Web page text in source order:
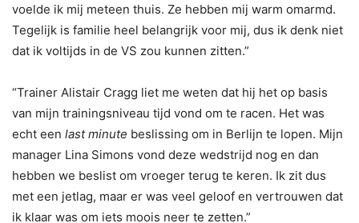
voelde ik mij meteen thuis. Ze hebben mij warm omarmd.
Tegelijk is familie heel belangrijk voor mij, dus ik denk niet
dat ik voltijds in de VS zou kunnen zitten.”
“Trainer Alistair Cragg liet me weten dat hij het op basis
van mijn trainingsniveau tijd vond om te racen. Het was
echt een last minute beslissing om in Berlijn te lopen. Mijn
manager Lina Simons vond deze wedstrijd nog en dan
hebben we beslist om vroeger terug te keren. Ik zit dus
met een jetlag, maar er was veel geloof en vertrouwen dat
ik klaar was om iets moois neer te zetten.”